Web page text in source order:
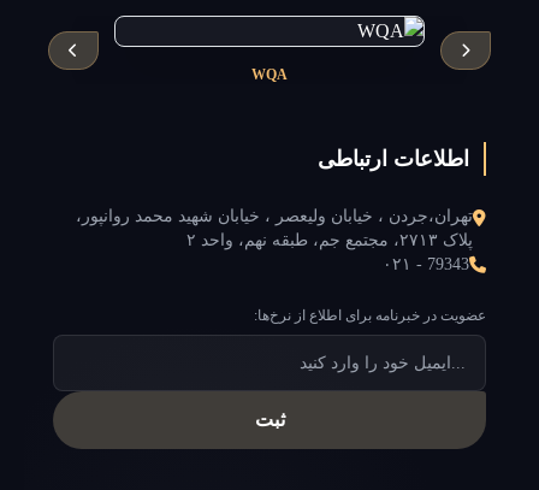
WQA
اطلاعات ارتباطی
تهران،جردن ، خیابان ولیعصر ، خیابان شهید محمد روانپور،
پلاک ۲۷۱۳، مجتمع جم، طبقه نهم، واحد ۲
۰۲۱ - 79343
عضویت در خبرنامه برای اطلاع از نرخ‌ها:
ثبت